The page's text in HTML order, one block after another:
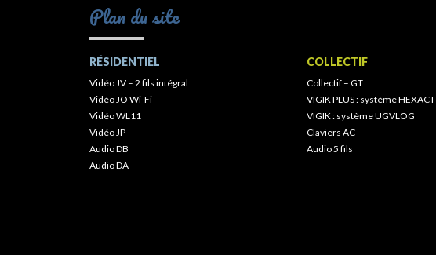
Plan du site
RÉSIDENTIEL
Vidéo JV – 2 fils intégral
Vidéo JO Wi-Fi
Vidéo WL11
Vidéo JP
Audio DB
Audio DA
COLLECTIF
Collectif – GT
VIGIK PLUS : système HEXACT
VIGIK : système UGVLOG
Claviers AC
Audio 5 fils